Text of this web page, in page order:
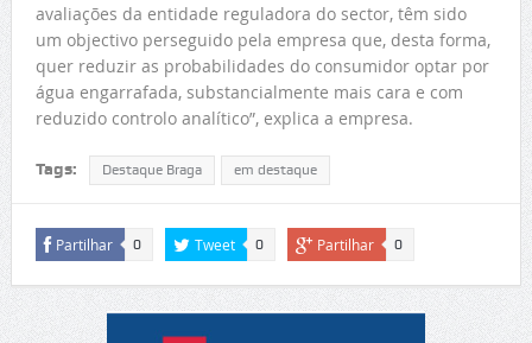
avaliações da entidade reguladora do sector, têm sido
um objectivo perseguido pela empresa que, desta forma,
quer reduzir as probabilidades do consumidor optar por
água engarrafada, substancialmente mais cara e com
reduzido controlo analítico”, explica a empresa.
Tags: Destaque Braga em destaque
Partilhar 0 Tweet 0 Partilhar 0